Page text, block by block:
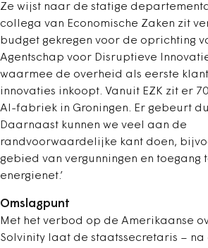
Ze wijst naar de statige
collega van Economische Zaken zit
budget gekregen voor de oprichting
Agentschap voor Disruptieve
waarmee de overheid als eerste
innovaties inkoopt. Vanuit EZK zit er
AI-fabriek in Groningen. Er gebeurt
Daarnaast kunnen we veel aan de
randvoorwaardelijke kant doen,
gebied van vergunningen en toegang
energienet.’
Omslagpunt
Met het verbod op de Amerikaanse
Solvinity laat de staatssecretaris – na